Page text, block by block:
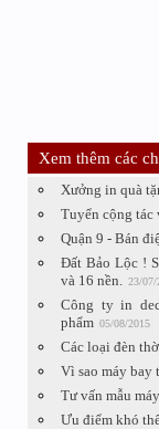
Xem thêm các
Xưởng in quà
Tuyển cộng
Quận 9 - Bán
Đất Bảo Lộc !
và 16 nền. 23/07/
Công ty in
phẩm 05/08/2015
Các loại đèn
Vì sao máy bay
Tư vấn mẫu
Ưu điểm khó